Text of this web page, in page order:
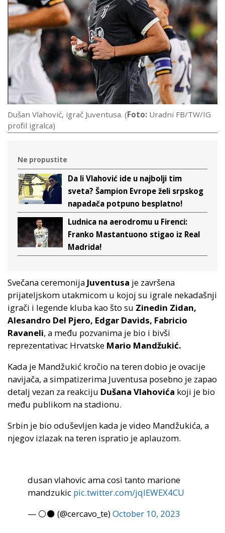
Dušan Vlahović, igrač Juventusa. (Foto: Uradni FB/TW/IG
profil igralca)
Ne propustite
Da li Vlahović ide u najbolji tim
sveta? Šampion Evrope želi srpskog
napadača potpuno besplatno!
Ludnica na aerodromu u Firenci:
Franko Mastantuono stigao iz Real
Madrida!
Svečana ceremonija Juventusa je završena
prijateljskom utakmicom u kojoj su igrale nekadašnji
igrači i legende kluba kao što su Zinedin Zidan,
Alesandro Del Pjero, Edgar Davids, Fabricio
Ravaneli, a među pozvanima je bio i bivši
reprezentativac Hrvatske Mario Mandžukić.
Kada je Mandžukić kročio na teren dobio je ovacije
navijača, a simpatizerima Juventusa posebno je zapao
detalj vezan za reakciju Dušana Vlahovića koji je bio
među publikom na stadionu.
Srbin je bio oduševljen kada je video Mandžukića, a
njegov izlazak na teren ispratio je aplauzom.
dusan vlahovic ama così tanto marione
mandzukic pic.twitter.com/jqIEWEX4CU
— ⚪⚫ (@cercavo_te)October 10, 2023